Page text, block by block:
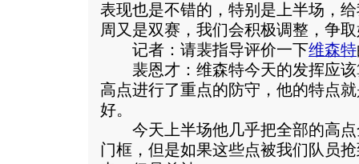
表现也是不错的，特别是上半场，
周又是双赛，我们会积极调整，争
记者：请裴指导评价一下维森特
裴恩才：维森特今天的发挥应该
高点进行了重点的防守，他的特点
好。
今天上半场他几乎把全部的高点
门框，但是如果这些点被我们队员